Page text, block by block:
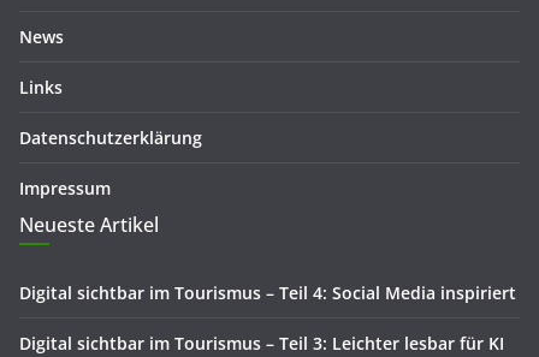
News
Links
Datenschutzerklärung
Impressum
Neueste Artikel
Digital sichtbar im Tourismus – Teil 4: Social Media inspiriert
Digital sichtbar im Tourismus – Teil 3: Leichter lesbar für KI